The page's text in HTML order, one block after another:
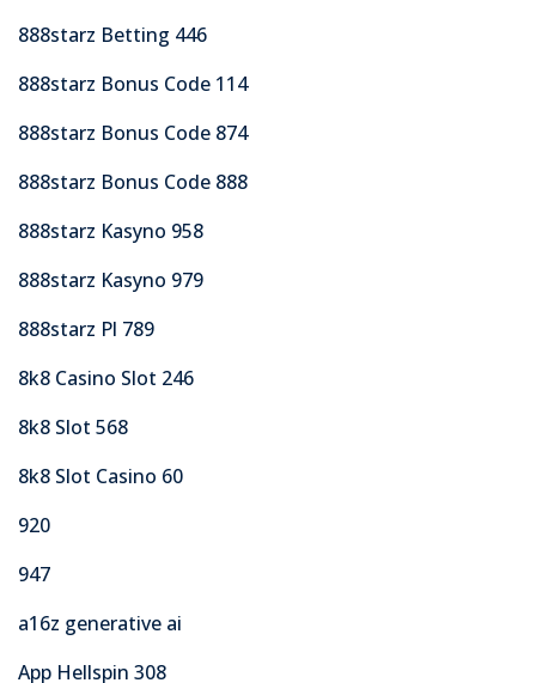
888starz Betting 446
888starz Bonus Code 114
888starz Bonus Code 874
888starz Bonus Code 888
888starz Kasyno 958
888starz Kasyno 979
888starz Pl 789
8k8 Casino Slot 246
8k8 Slot 568
8k8 Slot Casino 60
920
947
a16z generative ai
App Hellspin 308